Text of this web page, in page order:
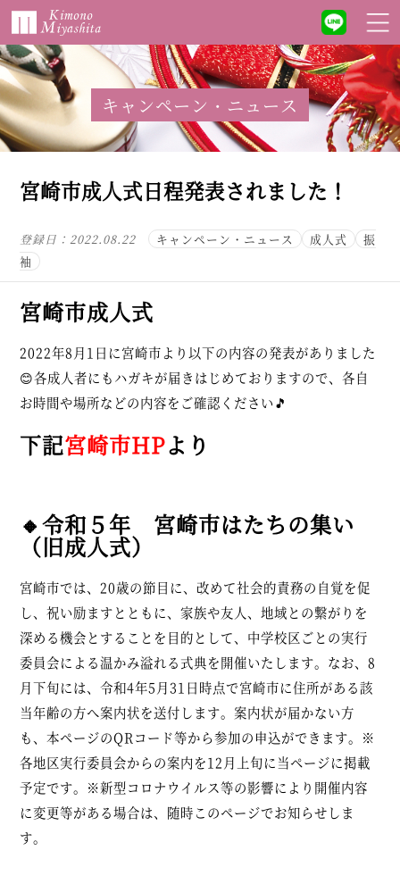
キャンペーン・ニュース
宮崎市成人式日程発表されました！
登録日：2022.08.22 キャンペーン・ニュース 成人式
振
袖
宮崎市成人式
2022年8月1日に宮崎市より以下の内容の発表がありました
😊各成人者にもハガキが届きはじめておりますので、各自
お時間や場所などの内容をご確認ください🎵
下記宮崎市HPより
🔸令和５年 宮崎市はたちの集い
（旧成人式）
宮崎市では、20歳の節目に、改めて社会的責務の自覚を促
し、祝い励ますとともに、家族や友人、地域との繋がりを
深める機会とすることを目的として、中学校区ごとの実行
委員会による温かみ溢れる式典を開催いたします。なお、8
月下旬には、令和4年5月31日時点で宮崎市に住所がある該
当年齢の方へ案内状を送付します。案内状が届かない方
も、本ページのQRコード等から参加の申込ができます。※
各地区実行委員会からの案内を12月上旬に当ページに掲載
予定です。※新型コロナウイルス等の影響により開催内容
に変更等がある場合は、随時このページでお知らせしま
す。